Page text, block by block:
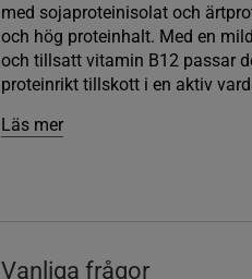
med sojaproteinisolat och
och hög proteinhalt. Med en
och tillsatt vitamin B12 passar
proteinrikt tillskott i en aktiv
Läs mer
Vanliga frågor